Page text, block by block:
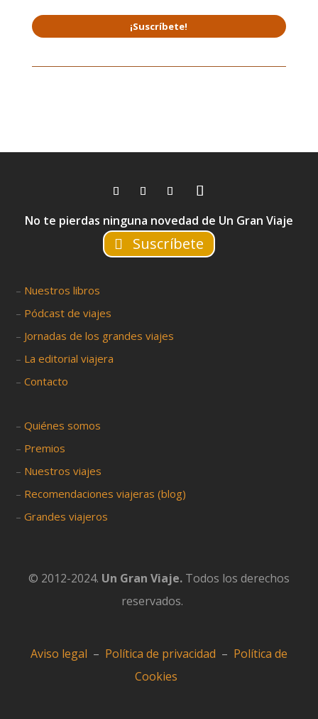
¡Suscríbete!
No te pierdas ninguna novedad de Un Gran Viaje
Suscríbete
– Nuestros libros
– Pódcast de viajes
– Jornadas de los grandes viajes
– La editorial viajera
–Contacto
–Quiénes somos
– Premios
– Nuestros viajes
– Recomendaciones viajeras (blog)
–Grandes viajeros
© 2012-2024. Un Gran Viaje. Todos los derechos
reservados.
Aviso legal – Política de privacidad – Política de
Cookies